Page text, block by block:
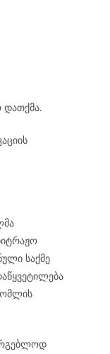
დათქმა.
საქმე